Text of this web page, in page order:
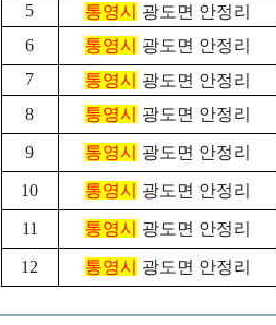
5
통영시 광도면 안정리
6
통영시 광도면 안정리
7
통영시 광도면 안정리
8
통영시 광도면 안정리
9 통영시 광도면 안정리
10 통영시 광도면 안정리
11 통영시 광도면 안정리
12 통영시 광도면 안정리